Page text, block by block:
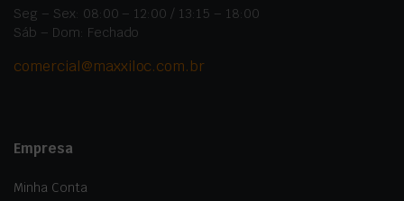
Seg – Sex: 08:00 – 12:00 / 13:15 – 18:00
Sáb – Dom: Fechado
comercial@maxxiloc.com.br
Empresa
Minha Conta